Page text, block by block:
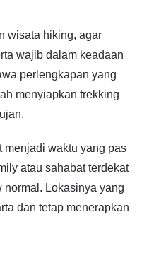
wisata hiking, agar
wajib dalam keadaan
perlengkapan yang
menyiapkan trekking
menjadi waktu yang pas
atau sahabat terdekat
normal. Lokasinya yang
dan tetap menerapkan